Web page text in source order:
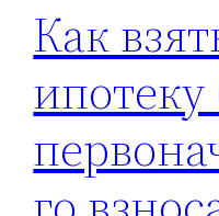
Как
ипотеку